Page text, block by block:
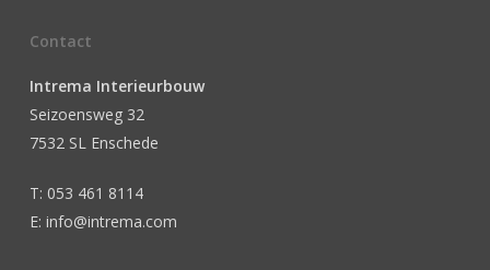
Contact
Intrema Interieurbouw
Seizoensweg 32
7532 SL Enschede
T: 053 461 8114
E: info@intrema.com